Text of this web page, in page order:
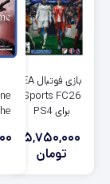
بازی فوتبال EA
Sports FC26
برای PS4
5,750,000
تومان